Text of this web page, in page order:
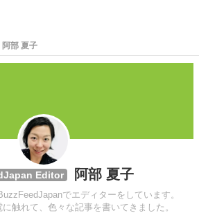
阿部 夏子
Editor 阿部 夏子
でエディターをしています。
触れて、色々な記事を書いてきました。